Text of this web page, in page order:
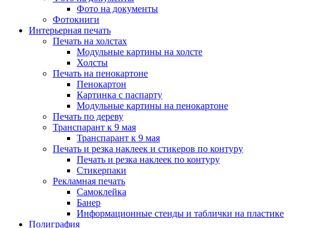
Фото на документы
Фотокниги
Интерьерная печать
Печать на холстах
Модульные картины на холсте
Холсты
Печать на пенокартоне
Пенокартон
Картинка с паспарту
Модульные картины на пенокартоне
Печать по дереву
Транспарант к 9 мая
Транспарант к 9 мая
Печать и резка наклеек и стикеров по контуру
Печать и резка наклеек по контуру
Стикерпаки
Рекламная печать
Самоклейка
Банер
Информационные стенды и таблички на пластике
Полиграфия